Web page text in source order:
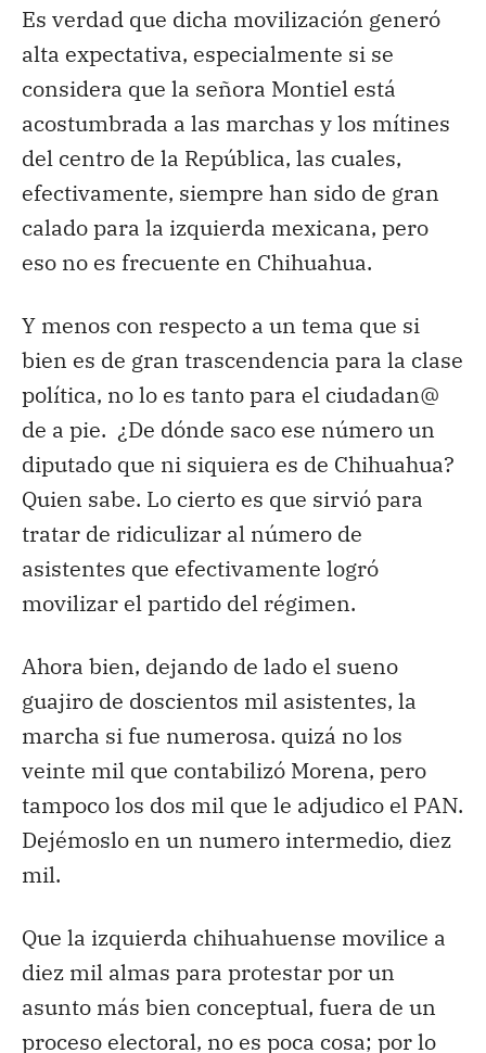
Es verdad que dicha movilización generó
alta expectativa, especialmente si se
considera que la señora Montiel está
acostumbrada a las marchas y los mítines
del centro de la República, las cuales,
efectivamente, siempre han sido de gran
calado para la izquierda mexicana, pero
eso no es frecuente en Chihuahua.
Y menos con respecto a un tema que si
bien es de gran trascendencia para la clase
política, no lo es tanto para el ciudadan@
de a pie. ¿De dónde saco ese número un
diputado que ni siquiera es de Chihuahua?
Quien sabe. Lo cierto es que sirvió para
tratar de ridiculizar al número de
asistentes que efectivamente logró
movilizar el partido del régimen.
Ahora bien, dejando de lado el sueno
guajiro de doscientos mil asistentes, la
marcha si fue numerosa. quizá no los
veinte mil que contabilizó Morena, pero
tampoco los dos mil que le adjudico el PAN.
Dejémoslo en un numero intermedio, diez
mil.
Que la izquierda chihuahuense movilice a
diez mil almas para protestar por un
asunto más bien conceptual, fuera de un
proceso electoral, no es poca cosa; por lo